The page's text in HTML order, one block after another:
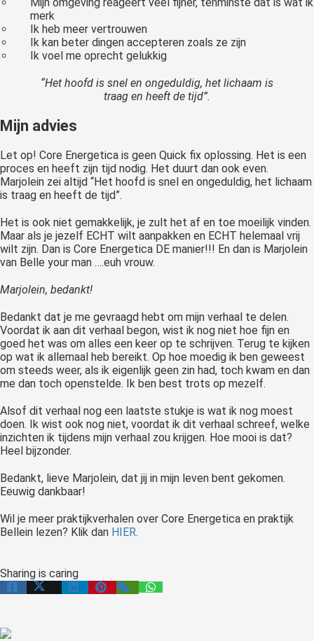
merk
Ik heb meer vertrouwen
Ik kan beter dingen accepteren zoals ze zijn
Ik voel me oprecht gelukkig
“Het hoofd is snel en ongeduldig, het lichaam is
traag en heeft de tijd”.
Mijn advies
Let op! Core Energetica is geen Quick fix oplossing. Het is een
proces en heeft zijn tijd nodig. Het duurt dan ook even.
Marjolein zei altijd “Het hoofd is snel en ongeduldig, het lichaam
is traag en heeft de tijd”.
Het is ook niet gemakkelijk, je zult het af en toe moeilijk vinden.
Maar als je jezelf ECHT wilt aanpakken en ECHT helemaal vrij
wilt zijn. Dan is Core Energetica DE manier!!! En dan is Marjolein
van Belle your man ….euh vrouw.
Marjolein, bedankt!
Bedankt dat je me gevraagd hebt om mijn verhaal te delen.
Voordat ik aan dit verhaal begon, wist ik nog niet hoe fijn en
goed het was om alles een keer op te schrijven. Terug te kijken
op wat ik allemaal heb bereikt. Op hoe moedig ik ben geweest
om steeds weer, als ik eigenlijk geen zin had, toch kwam en dan
me dan toch openstelde. Ik ben best trots op mezelf.
Alsof dit verhaal nog een laatste stukje is wat ik nog moest
doen. Ik wist ook nog niet, voordat ik dit verhaal schreef, welke
inzichten ik tijdens mijn verhaal zou krijgen. Hoe mooi is dat?
Heel bijzonder.
Bedankt, lieve Marjolein, dat jij in mijn leven bent gekomen.
Eeuwig dankbaar!
Wil je meer praktijkverhalen over Core Energetica en praktijk
Bellein lezen? Klik dan HIER.
Sharing is caring